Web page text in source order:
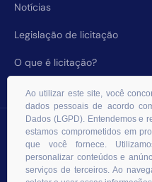
Notícias
Legislação de licitação
O que é licitação?
© 2026 RHS Licitações. Todos
Ao utilizar este site, você
dados pessoais de acordo
Dados (LGPD). Entendemos e
estamos comprometidos em
que você fornece.
personalizar conteúdos e
serviços de terceiros. Ao